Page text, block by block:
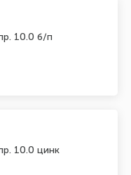
10.0 б/п
10.0 цинк